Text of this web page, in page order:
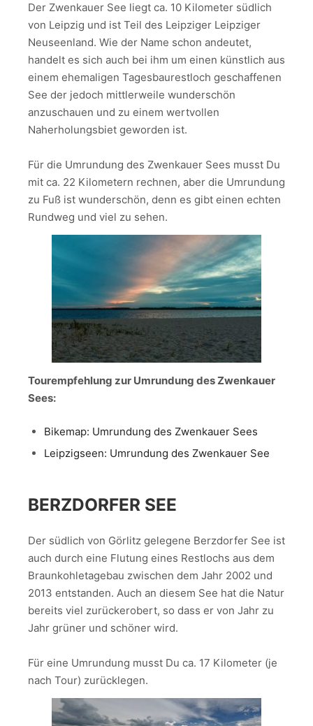
Der Zwenkauer See liegt ca. 10 Kilometer südlich
von Leipzig und ist Teil des Leipziger Leipziger
Neuseenland. Wie der Name schon andeutet,
handelt es sich auch bei ihm um einen künstlich aus
einem ehemaligen Tagesbaurestloch geschaffenen
See der jedoch mittlerweile wunderschön
anzuschauen und zu einem wertvollen
Naherholungsbiet geworden ist.
Für die Umrundung des Zwenkauer Sees musst Du
mit ca. 22 Kilometern rechnen, aber die Umrundung
zu Fuß ist wunderschön, denn es gibt einen echten
Rundweg und viel zu sehen.
Tourempfehlung zur Umrundung des Zwenkauer
Sees:
Bikemap: Umrundung des Zwenkauer Sees
Leipzigseen: Umrundung des Zwenkauer See
BERZDORFER SEE
Der südlich von Görlitz gelegene Berzdorfer See ist
auch durch eine Flutung eines Restlochs aus dem
Braunkohletagebau zwischen dem Jahr 2002 und
2013 entstanden. Auch an diesem See hat die Natur
bereits viel zurückerobert, so dass er von Jahr zu
Jahr grüner und schöner wird.
Für eine Umrundung musst Du ca. 17 Kilometer (je
nach Tour) zurücklegen.